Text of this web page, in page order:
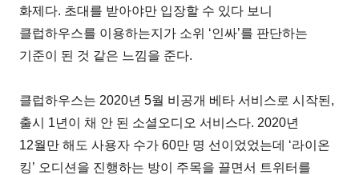
화제다. 초대를 받아야만 입장할 수 있다 보니
클럽하우스를 이용하는지가 소위 ‘인싸’를 판단하는
기준이 된 것 같은 느낌을 준다.
클럽하우스는 2020년 5월 비공개 베타 서비스로 시작된,
출시 1년이 채 안 된 소셜오디오 서비스다. 2020년
12월만 해도 사용자 수가 60만 명 선이었었는데 ‘라이온
킹’ 오디션을 진행하는 방이 주목을 끌면서 트위터를